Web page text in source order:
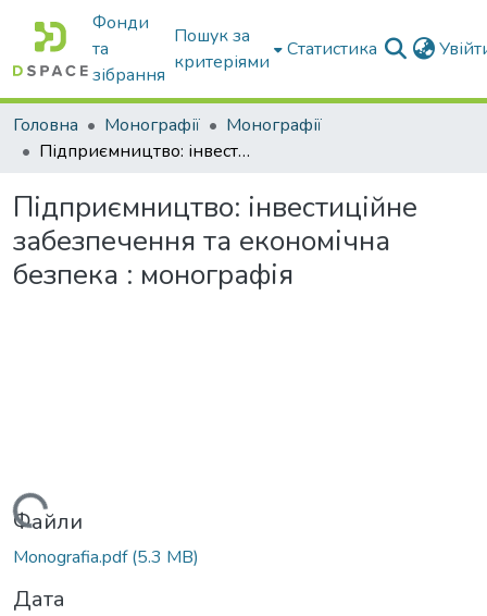
Фонди
та
зібрання
Пошук за
критеріями
Статистика
Головна Монографії
Монографії
Підприємництво: інвестиційне забезпечення та економічна безпека : монографія
Підприємництво: інвестиційне
забезпечення та економічна
безпека : монографія
Вантажиться...
Файли
Monografia.pdf(5.3 MB)
Дата